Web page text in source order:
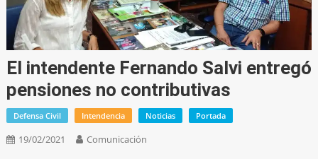
El intendente Fernando Salvi entregó
pensiones no contributivas
Defensa Civil Intendencia Noticias Portada
19/02/2021 Comunicación